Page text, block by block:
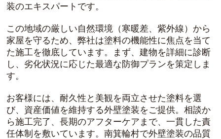
装のエキスパートです。
この地域の厳しい自然環境（寒暖差、紫外線）から
家屋を守るため、弊社は塗料の機能性に焦点を当て
た施工を徹底しています。まず、建物を詳細に診断
し、劣化状況に応じた最適な防御プランを策定しま
す。
お客様には、耐久性と美観を両立させた塗料を選
び、資産価値を維持する外壁塗装をご提供。相談か
ら施工完了、長期のアフターケアまで、一貫した責
任体制を敷いています。南箕輪村で外壁塗装の品質